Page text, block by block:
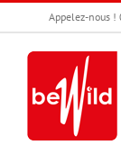
au
contenu
Appelez-nous